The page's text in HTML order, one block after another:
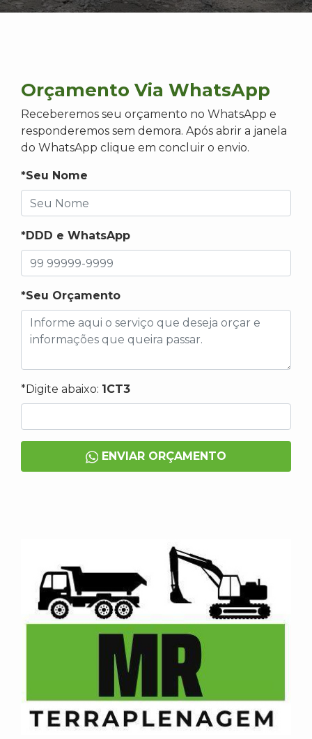
Orçamento Via WhatsApp
Receberemos seu orçamento no WhatsApp e
responderemos sem demora. Após abrir a janela
do WhatsApp clique em concluir o envio.
*Seu Nome
*DDD e WhatsApp
*Seu Orçamento
*Digite abaixo: 1CT3
ENVIAR ORÇAMENTO